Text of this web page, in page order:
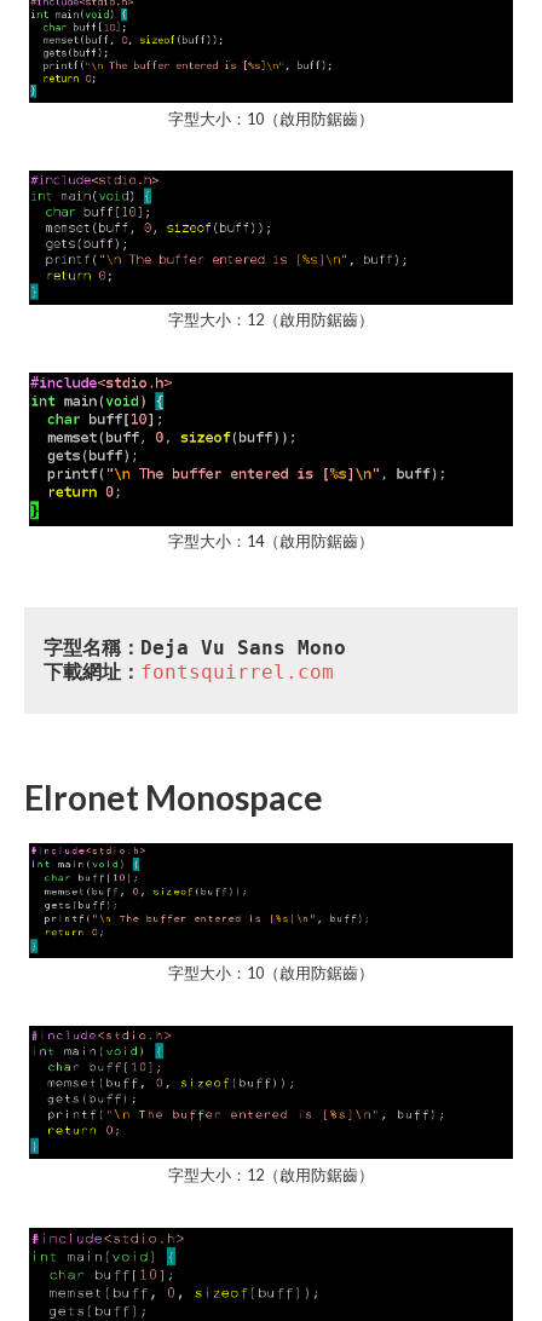
字型大小：10（啟用防鋸齒）
字型大小：12（啟用防鋸齒）
字型大小：14（啟用防鋸齒）
字型名稱：Deja Vu Sans Mono
下載網址： fontsquirrel.com
Elronet Monospace
字型大小：10（啟用防鋸齒）
字型大小：12（啟用防鋸齒）